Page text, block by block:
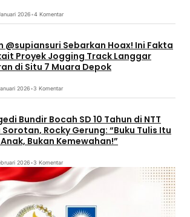
2026•4 Komentar
@supiansuri Sebarkan Hoax! Ini Fakta
Proyek Jogging Track Langgar
di Situ 7 Muara Depok
2026•3 Komentar
Bundir Bocah SD 10 Tahun di NTT
Sorotan, Rocky Gerung: “Buku Tulis Itu
Bukan Kemewahan!”
2026•3 Komentar